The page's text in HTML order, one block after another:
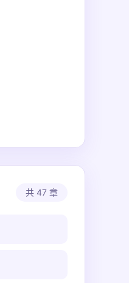
共 47 章